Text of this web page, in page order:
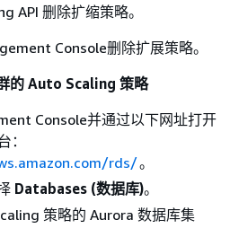
API 删除扩缩策略。
Console删除扩展策略。
的 Auto Scaling 策略
Console并通过以下网址打开
：
rds/。
Databases (数据库)。
策略的 Aurora 数据库集